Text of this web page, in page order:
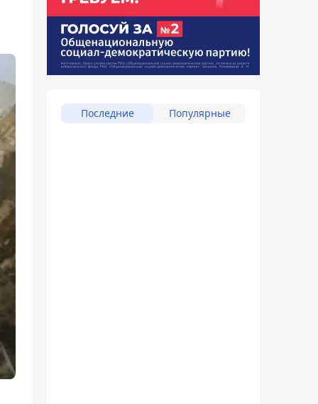
Последние Популярные